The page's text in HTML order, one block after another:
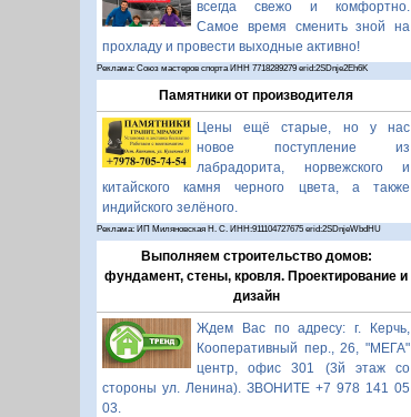
всегда свежо и комфортно.
Самое время сменить зной на
прохладу и провести выходные активно!
Реклама: Союз мастеров спорта ИНН 7718289279 erid:2SDnje2Eh6K
Памятники от производителя
Цены ещё старые, но у нас
новое поступление из
лабрадорита, норвежского и
китайского камня черного цвета, а также
индийского зелёного.
Реклама: ИП Миляновская Н. С. ИНН:911104727675 erid:2SDnjeWbdHU
Выполняем строительство домов:
фундамент, стены, кровля. Проектирование и
дизайн
Ждем Вас по адресу: г. Керчь,
Кооперативный пер., 26, "МЕГА"
центр, офис 301 (3й этаж со
стороны ул. Ленина). ЗВОНИТЕ +7 978 141 05
03.